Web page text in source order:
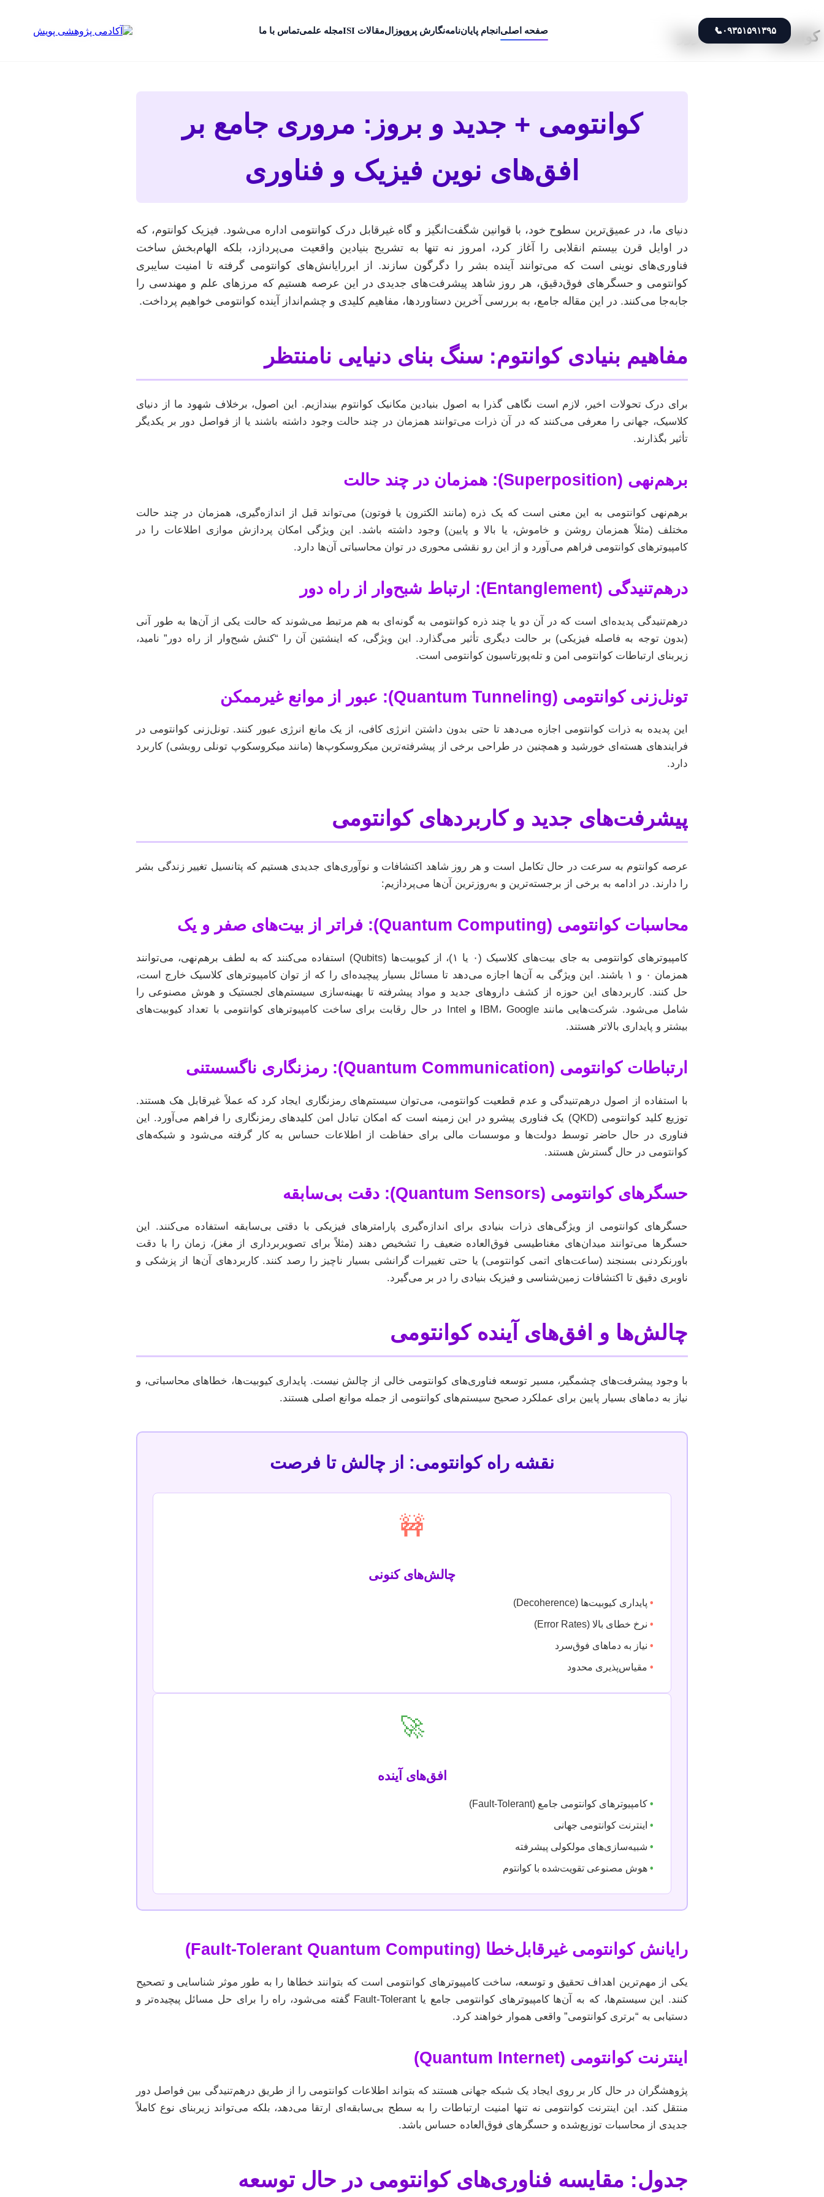
۰۹۳۵۱۵۹۱۳۹۵📞 صفحه اصلی انجام پایان‌نامهنگارش پروپوزالمقالات ISI مجله علمیتماس با ما کوانتومی + جدید و بروز”
کوانتومی + جدید و بروز: مروری جامع بر
افق‌های نوین فیزیک و فناوری
دنیای ما، در عمیق‌ترین سطوح خود، با قوانین شگفت‌انگیز و گاه غیرقابل درک کوانتومی اداره می‌شود. فیزیک کوانتوم، که
در اوایل قرن بیستم انقلابی را آغاز کرد، امروز نه تنها به تشریح بنیادین واقعیت می‌پردازد، بلکه الهام‌بخش ساخت
فناوری‌های نوینی است که می‌توانند آینده بشر را دگرگون سازند. از ابررایانش‌های کوانتومی گرفته تا امنیت سایبری
کوانتومی و حسگرهای فوق‌دقیق، هر روز شاهد پیشرفت‌های جدیدی در این عرصه هستیم که مرزهای علم و مهندسی را
جابه‌جا می‌کنند. در این مقاله جامع، به بررسی آخرین دستاوردها، مفاهیم کلیدی و چشم‌انداز آینده کوانتومی خواهیم پرداخت.
مفاهیم بنیادی کوانتوم: سنگ بنای دنیایی نامنتظر
برای درک تحولات اخیر، لازم است نگاهی گذرا به اصول بنیادین مکانیک کوانتوم بیندازیم. این اصول، برخلاف شهود ما از دنیای
کلاسیک، جهانی را معرفی می‌کنند که در آن ذرات می‌توانند همزمان در چند حالت وجود داشته باشند یا از فواصل دور بر یکدیگر
تأثیر بگذارند.
برهم‌نهی (Superposition): همزمان در چند حالت
برهم‌نهی کوانتومی به این معنی است که یک ذره (مانند الکترون یا فوتون) می‌تواند قبل از اندازه‌گیری، همزمان در چند حالت
مختلف (مثلاً همزمان روشن و خاموش، یا بالا و پایین) وجود داشته باشد. این ویژگی امکان پردازش موازی اطلاعات را در
کامپیوترهای کوانتومی فراهم می‌آورد و از این رو نقشی محوری در توان محاسباتی آن‌ها دارد.
درهم‌تنیدگی (Entanglement): ارتباط شبح‌وار از راه دور
درهم‌تنیدگی پدیده‌ای است که در آن دو یا چند ذره کوانتومی به گونه‌ای به هم مرتبط می‌شوند که حالت یکی از آن‌ها به طور آنی
(بدون توجه به فاصله فیزیکی) بر حالت دیگری تأثیر می‌گذارد. این ویژگی، که اینشتین آن را “کنش شبح‌وار از راه دور” نامید،
زیربنای ارتباطات کوانتومی امن و تله‌پورتاسیون کوانتومی است.
تونل‌زنی کوانتومی (Quantum Tunneling): عبور از موانع غیرممکن
این پدیده به ذرات کوانتومی اجازه می‌دهد تا حتی بدون داشتن انرژی کافی، از یک مانع انرژی عبور کنند. تونل‌زنی کوانتومی در
فرایندهای هسته‌ای خورشید و همچنین در طراحی برخی از پیشرفته‌ترین میکروسکوپ‌ها (مانند میکروسکوپ تونلی روبشی) کاربرد
دارد.
پیشرفت‌های جدید و کاربردهای کوانتومی
عرصه کوانتوم به سرعت در حال تکامل است و هر روز شاهد اکتشافات و نوآوری‌های جدیدی هستیم که پتانسیل تغییر زندگی بشر
را دارند. در ادامه به برخی از برجسته‌ترین و به‌روزترین آن‌ها می‌پردازیم:
محاسبات کوانتومی (Quantum Computing): فراتر از بیت‌های صفر و یک
کامپیوترهای کوانتومی به جای بیت‌های کلاسیک (۰ یا ۱)، از کیوبیت‌ها (Qubits) استفاده می‌کنند که به لطف برهم‌نهی، می‌توانند
همزمان ۰ و ۱ باشند. این ویژگی به آن‌ها اجازه می‌دهد تا مسائل بسیار پیچیده‌ای را که از توان کامپیوترهای کلاسیک خارج است،
حل کنند. کاربردهای این حوزه از کشف داروهای جدید و مواد پیشرفته تا بهینه‌سازی سیستم‌های لجستیک و هوش مصنوعی را
شامل می‌شود. شرکت‌هایی مانند IBM، Google و Intel در حال رقابت برای ساخت کامپیوترهای کوانتومی با تعداد کیوبیت‌های
بیشتر و پایداری بالاتر هستند.
ارتباطات کوانتومی (Quantum Communication): رمزنگاری ناگسستنی
با استفاده از اصول درهم‌تنیدگی و عدم قطعیت کوانتومی، می‌توان سیستم‌های رمزنگاری ایجاد کرد که عملاً غیرقابل هک هستند.
توزیع کلید کوانتومی (QKD) یک فناوری پیشرو در این زمینه است که امکان تبادل امن کلیدهای رمزنگاری را فراهم می‌آورد. این
فناوری در حال حاضر توسط دولت‌ها و موسسات مالی برای حفاظت از اطلاعات حساس به کار گرفته می‌شود و شبکه‌های
کوانتومی در حال گسترش هستند.
حسگرهای کوانتومی (Quantum Sensors): دقت بی‌سابقه
حسگرهای کوانتومی از ویژگی‌های ذرات بنیادی برای اندازه‌گیری پارامترهای فیزیکی با دقتی بی‌سابقه استفاده می‌کنند. این
حسگرها می‌توانند میدان‌های مغناطیسی فوق‌العاده ضعیف را تشخیص دهند (مثلاً برای تصویربرداری از مغز)، زمان را با دقت
باورنکردنی بسنجند (ساعت‌های اتمی کوانتومی) یا حتی تغییرات گرانشی بسیار ناچیز را رصد کنند. کاربردهای آن‌ها از پزشکی و
ناوبری دقیق تا اکتشافات زمین‌شناسی و فیزیک بنیادی را در بر می‌گیرد.
چالش‌ها و افق‌های آینده کوانتومی
با وجود پیشرفت‌های چشمگیر، مسیر توسعه فناوری‌های کوانتومی خالی از چالش نیست. پایداری کیوبیت‌ها، خطاهای محاسباتی، و
نیاز به دماهای بسیار پایین برای عملکرد صحیح سیستم‌های کوانتومی از جمله موانع اصلی هستند.
نقشه راه کوانتومی: از چالش تا فرصت
🚧
چالش‌های کنونی
• پایداری کیوبیت‌ها (Decoherence)
• نرخ خطای بالا (Error Rates)
• نیاز به دماهای فوق‌سرد
• مقیاس‌پذیری محدود
🚀
افق‌های آینده
• کامپیوترهای کوانتومی جامع (Fault-Tolerant)
• اینترنت کوانتومی جهانی
• شبیه‌سازی‌های مولکولی پیشرفته
• هوش مصنوعی تقویت‌شده با کوانتوم
رایانش کوانتومی غیرقابل‌خطا (Fault-Tolerant Quantum Computing)
یکی از مهم‌ترین اهداف تحقیق و توسعه، ساخت کامپیوترهای کوانتومی است که بتوانند خطاها را به طور موثر شناسایی و تصحیح
کنند. این سیستم‌ها، که به آن‌ها کامپیوترهای کوانتومی جامع یا Fault-Tolerant گفته می‌شود، راه را برای حل مسائل پیچیده‌تر و
دستیابی به “برتری کوانتومی” واقعی هموار خواهند کرد.
اینترنت کوانتومی (Quantum Internet)
پژوهشگران در حال کار بر روی ایجاد یک شبکه جهانی هستند که بتواند اطلاعات کوانتومی را از طریق درهم‌تنیدگی بین فواصل دور
منتقل کند. این اینترنت کوانتومی نه تنها امنیت ارتباطات را به سطح بی‌سابقه‌ای ارتقا می‌دهد، بلکه می‌تواند زیربنای نوع کاملاً
جدیدی از محاسبات توزیع‌شده و حسگرهای فوق‌العاده حساس باشد.
جدول: مقایسه فناوری‌های کوانتومی در حال توسعه